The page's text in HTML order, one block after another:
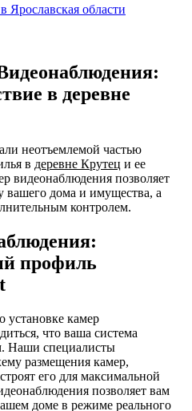
Ярославская области
в деревне
неотъемлемой частью
в деревне Крутец и ее
видеонаблюдения позволяет
вашего дома и имущества, а
контролем.
профиль
установке камер
что ваша система
Наши специалисты
размещения камер,
его для максимальной
позволяет вам
доме в режиме реального